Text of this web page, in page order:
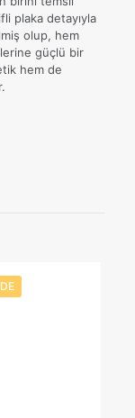
plaka detayıyla
olup, hem
güçlü bir
hem de
ilk kişi
alanlar